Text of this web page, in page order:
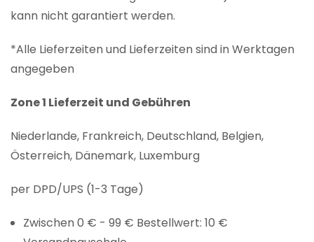
kann nicht garantiert werden.
*Alle Lieferzeiten und Lieferzeiten sind in Werktagen
angegeben
Zone 1 Lieferzeit und Gebühren
Niederlande, Frankreich, Deutschland, Belgien,
Österreich, Dänemark, Luxemburg
per DPD/UPS (1-3 Tage)
Zwischen 0 € - 99 € Bestellwert: 10 €